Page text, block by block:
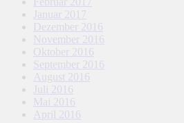
Januar 2017
Dezember 2016
November 2016
Oktober 2016
September 2016
August 2016
Juli 2016
Mai 2016
April 2016